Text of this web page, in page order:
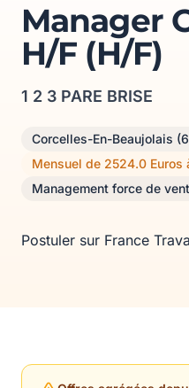
Manager
H/F (H/F)
1 2 3 PARE BRISE
Corcelles-En-Beaujolais
Mensuel de 2524.0 Euros
Management force de
Postuler sur France